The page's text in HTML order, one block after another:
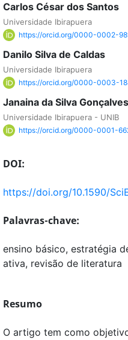
Carlos César dos Santos
Universidade Ibirapuera
https://orcid.org/0000-0002-
Danilo Silva de Caldas
Universidade Ibirapuera
https://orcid.org/0000-0003-
Janaina da Silva
Universidade Ibirapuera - UNIB
https://orcid.org/0000-0001-
DOI:
https://doi.org/10.1590/
Palavras-chave:
ensino básico, estratégia
ativa, revisão de literatura
Resumo
O artigo tem como